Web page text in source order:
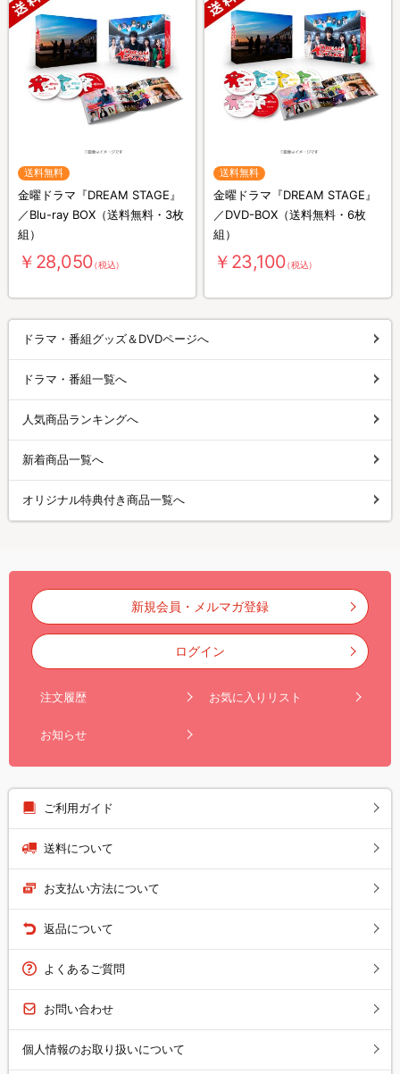
送料無料
金曜ドラマ『DREAM STAGE』
／Blu-ray BOX（送料無料・3枚
組）
￥28,050（税込）
送料無料
金曜ドラマ『DREAM STAGE』
／DVD-BOX（送料無料・6枚
組）
￥23,100（税込）
ドラマ・番組グッズ＆DVDページへ
ドラマ・番組一覧へ
人気商品ランキングへ
新着商品一覧へ
オリジナル特典付き商品一覧へ
新規会員・メルマガ登録
ログイン
注文履歴 お気に入りリスト
お知らせ
ご利用ガイド
送料について
お支払い方法について
返品について
よくあるご質問
お問い合わせ
個人情報のお取り扱いについて